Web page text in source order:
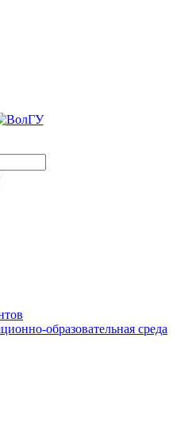
Пожалуйста
образовательная среда